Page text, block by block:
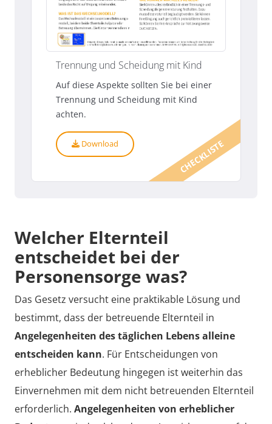
CHECKLISTE
Trennung und Scheidung mit Kind
Auf diese Aspekte sollten Sie bei einer
Trennung und Scheidung mit Kind
achten.
Download
Welcher Elternteil
entscheidet bei der
Personensorge was?
Das Gesetz versucht eine praktikable Lösung und
bestimmt, dass der betreuende Elternteil in
Angelegenheiten des täglichen Lebens alleine
entscheiden kann. Für Entscheidungen von
erheblicher Bedeutung hingegen ist weiterhin das
Einvernehmen mit dem nicht betreuenden Elternteil
erforderlich. Angelegenheiten von erheblicher